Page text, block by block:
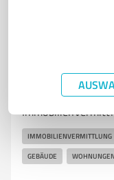
Asset
Asset Immobilien
IMMOBILIENVERMITTLUNG
GEBÄUDE WOHNUNGEN